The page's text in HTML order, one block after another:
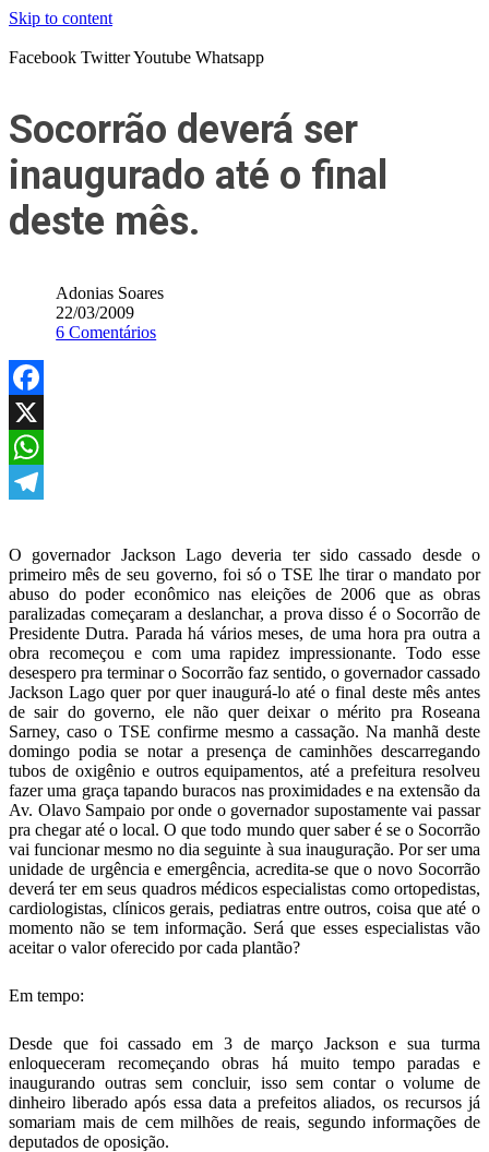
Skip to content
Facebook TwitterYoutube Whatsapp
Socorrão deverá ser
inaugurado até o final
deste mês.
Adonias Soares
22/03/2009
6 Comentários
Facebook
X
WhatsApp
O governador Jackson Lago deveria ter sido cassado desde o
primeiro mês de seu governo, foi só o TSE lhe tirar o mandato por
abuso do poder econômico nas eleições de 2006 que as obras
paralizadas começaram a deslanchar, a prova disso é o Socorrão de
Presidente Dutra. Parada há vários meses, de uma hora pra outra a
obra recomeçou e com uma rapidez impressionante. Todo esse
desespero pra terminar o Socorrão faz sentido, o governador cassado
Jackson Lago quer por quer inaugurá-lo até o final deste mês antes
de sair do governo, ele não quer deixar o mérito pra Roseana
Sarney, caso o TSE confirme mesmo a cassação. Na manhã deste
domingo podia se notar a presença de caminhões descarregando
tubos de oxigênio e outros equipamentos, até a prefeitura resolveu
fazer uma graça tapando buracos nas proximidades e na extensão da
Av. Olavo Sampaio por onde o governador supostamente vai passar
pra chegar até o local. O que todo mundo quer saber é se o Socorrão
vai funcionar mesmo no dia seguinte à sua inauguração. Por ser uma
unidade de urgência e emergência, acredita-se que o novo Socorrão
deverá ter em seus quadros médicos especialistas como ortopedistas,
cardiologistas, clínicos gerais, pediatras entre outros, coisa que até o
momento não se tem informação. Será que esses especialistas vão
aceitar o valor oferecido por cada plantão?
Em tempo:
Desde que foi cassado em 3 de março Jackson e sua turma
enloqueceram recomeçando obras há muito tempo paradas e
inaugurando outras sem concluir, isso sem contar o volume de
dinheiro liberado após essa data a prefeitos aliados, os recursos já
somariam mais de cem milhões de reais, segundo informações de
deputados de oposição.